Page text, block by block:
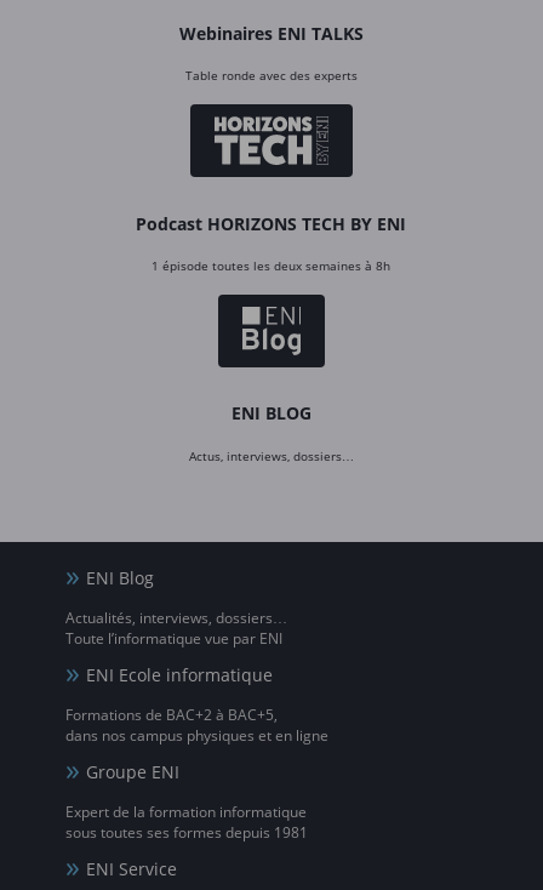
Webinaires ENI TALKS
Table ronde avec des experts
Podcast HORIZONS TECH BY ENI
1 épisode toutes les deux semaines à 8h
ENI BLOG
Actus, interviews, dossiers…
ENI Blog
Actualités, interviews, dossiers…
Toute l’informatique vue par ENI
ENI Ecole informatique
Formations de BAC+2 à BAC+5,
dans nos campus physiques et en ligne
Groupe ENI
Expert de la formation informatique
sous toutes ses formes depuis 1981
ENI Service